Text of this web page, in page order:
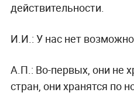
действительности.
И.И.: У нас нет
А.П.: Во-первых, они не
стран, они хранятся по